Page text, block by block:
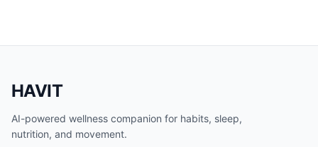
HAVIT
AI-powered wellness companion for habits, sleep,
nutrition, and movement.